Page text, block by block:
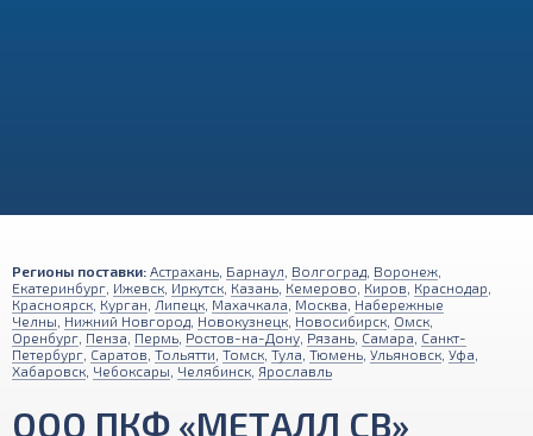
Регионы поставки: Астрахань Барнаул Волгоград Воронеж
Екатеринбург Ижевск Иркутск Казань Кемерово Киров Краснодар
Красноярск Курган Липецк Махачкала Москва Набережные
Челны Нижний Новгород Новокузнецк Новосибирск Омск
Оренбург Пенза Пермь Ростов-на-Дону Рязань Самара Санкт-
Петербург Саратов Тольятти Томск Тула Тюмень Ульяновск Уфа
Хабаровск Чебоксары Челябинск Ярославль
ООО ПКФ «МЕТАЛЛ СВ»